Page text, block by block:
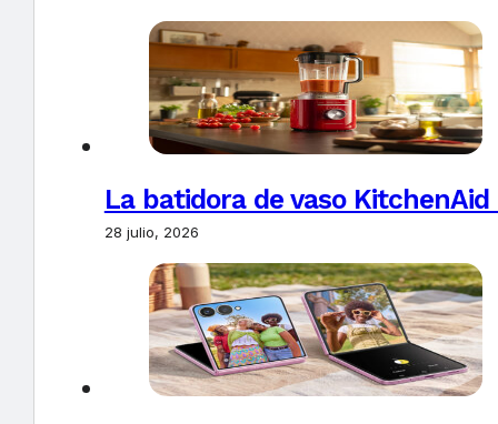
La batidora de vaso
28 julio, 2026